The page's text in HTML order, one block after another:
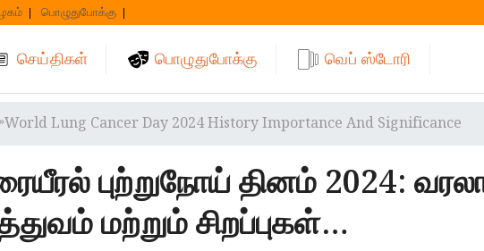
பொழுதுபோக்கு
செய்திகள் பொழுதுபோக்கு வெப் ஸ்டோரி
»World Lung Cancer Day 2024 History Importance And Significance
புற்றுநோய் தினம் 2024:
மற்றும் சிறப்புகள்…